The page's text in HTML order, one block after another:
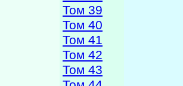
Том 39
Том 40
Том 41
Том 42
Том 43